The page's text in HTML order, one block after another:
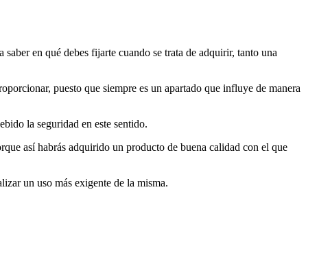
en qué debes fijarte cuando se trata de adquirir, tanto una
puesto que siempre es un apartado que influye de manera
la seguridad en este sentido.
así habrás adquirido un producto de buena calidad con el que
un uso más exigente de la misma.